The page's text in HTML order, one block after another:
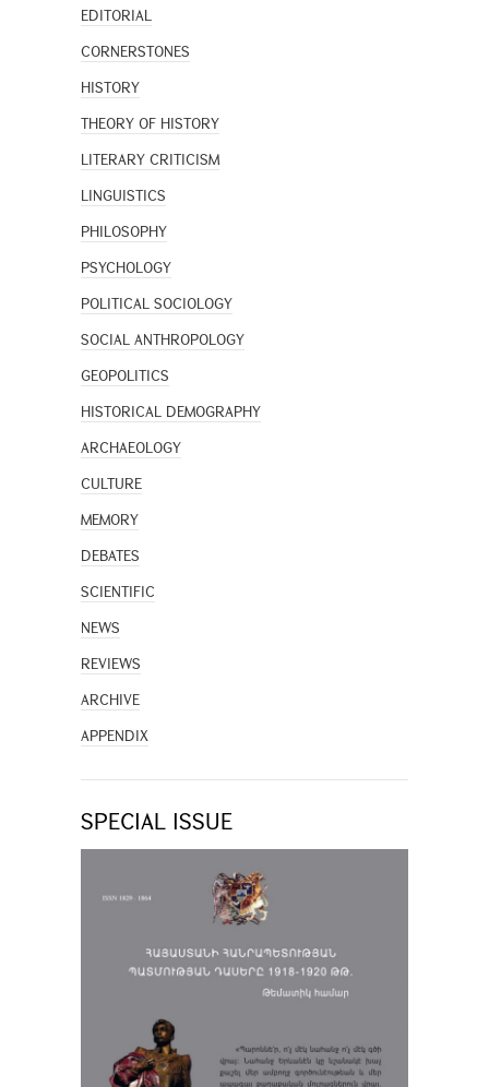
EDITORIAL
CORNERSTONES
HISTORY
THEORY OF HISTORY
LITERARY CRITICISM
LINGUISTICS
PHILOSOPHY
PSYCHOLOGY
POLITICAL SOCIOLOGY
SOCIAL ANTHROPOLOGY
GEOPOLITICS
HISTORICAL DEMOGRAPHY
ARCHAEOLOGY
CULTURE
MEMORY
DEBATES
SCIENTIFIC
NEWS
REVIEWS
ARCHIVE
APPENDIX
SPECIAL ISSUE